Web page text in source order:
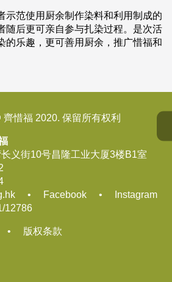
示范使用厨余制作染料和利用制成的
随后更可亲自参与扎染过程。是次活
的乐趣，更可善用厨余，推广惜福和
惜福 2020. 保留所有权利
义街10号昌隆工业大厦3楼B1室
• Facebook •
Instagram
12786
• 版权条款